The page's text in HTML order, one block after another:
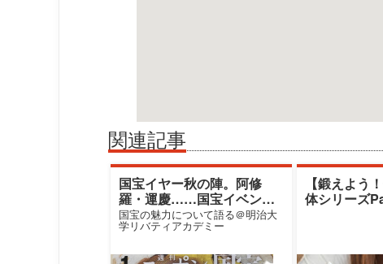
関連記事
国宝イヤー秋の陣。阿修
羅・運慶……国宝イベント
目白押し
国宝の魅力について語る＠明治大
学リバティアカデミー
【鍛えよう
体シリーズPart3